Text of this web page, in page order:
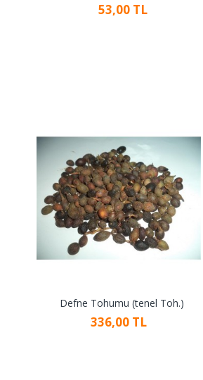
53,00 TL
Defne Tohumu (tenel Toh.)
336,00 TL